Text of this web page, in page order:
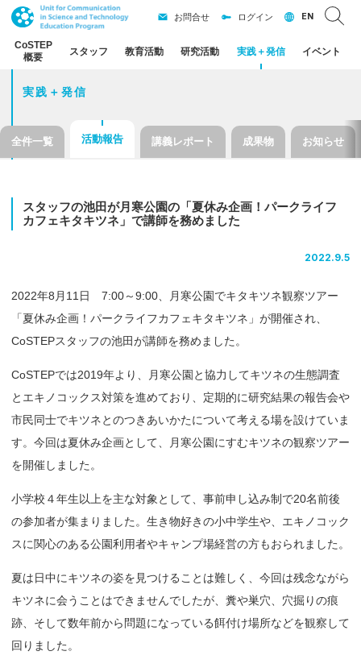
CoSTEP
概要
スタッフ 教育活動 研究活動 実践＋発信 イベント
お問合せ ログイン EN
実践＋発信
全件一覧 活動報告 講義レポート 成果物 お知らせ
スタッフの池田が月寒公園の 「夏休み企画！ パークライフ
カフェキタキツネ」 で講師を務めました
2022.9.5
2022年8月11日 7:00～9:00、月寒公園でキタキツネ観察ツアー
「夏休み企画！パークライフカフェキタキツネ」が開催され、
CoSTEPスタッフの池田が講師を務めました。
CoSTEPでは2019年より、月寒公園と協力してキツネの生態調査
とエキノコックス対策を進めており、定期的に研究結果の報告会や
市民同士でキツネとのつきあいかたについて考える場を設けていま
す。今回は夏休み企画として、月寒公園にすむキツネの観察ツアー
を開催しました。
小学校４年生以上を主な対象として、事前申し込み制で20名前後
の参加者が集まりました。生き物好きの小中学生や、エキノコック
スに関心のある公園利用者やキャンプ場経営の方もおられました。
夏は日中にキツネの姿を見つけることは難しく、今回は残念ながら
キツネに会うことはできませんでしたが、糞や巣穴、穴掘りの痕
跡、そして数年前から問題になっている餌付け場所などを観察して
回りました。